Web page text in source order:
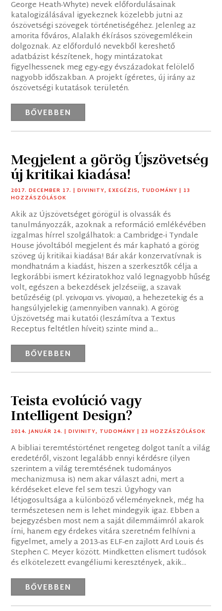
George Heath-Whyte) nevek előfordulásainak
katalogizálásával igyekeznek közelebb jutni az
ószövetségi szövegek történetiségéhez. Jelenleg az
amorita főváros, Alalakh ékírásos szövegemlékein
dolgoznak. Az előforduló nevekből kereshető
adatbázist készítenek, hogy mintázatokat
figyelhessenek meg egy-egy évszázadokat felölelő
nagyobb időszakban. A projekt ígéretes, új irány az
ószövetségi kutatások területén.
BŐVEBBEN
Megjelent a görög Újszövetség
új kritikai kiadása!
2017. DECEMBER 17. |DIVINITY,EXEGÉZIS, TUDOMÁNY | 13
HOZZÁSZÓLÁSOK
Akik az Újszövetséget görögül is olvassák és
tanulmányozzák, azoknak a reformáció emlékévében
izgalmas hírrel szolgálhatok: a Cambridge-i Tyndale
House jóvoltából megjelent és már kapható a görög
szöveg új kritikai kiadása! Bár akár konzervatívnak is
mondhatnám a kiadást, hiszen a szerkesztők célja a
legkorábbi ismert kéziratokhoz való legnagyobb hűség
volt, egészen a bekezdések jelzéseiig, a szavak
betűzéséig (pl. γείνομαι vs. γίνομαι), a hehezetekig és a
hangsúlyjelekig (amennyiben vannak). A görög
Újszövetség mai kutatói (leszámítva a Textus
Receptus feltétlen híveit) szinte mind a...
BŐVEBBEN
Teista evolúció vagy
Intelligent Design?
2014. JANUÁR 24. |DIVINITY, TUDOMÁNY | 23 HOZZÁSZÓLÁSOK
A bibliai teremtéstörténet rengeteg dolgot tanít a világ
eredetéről, viszont legalább ennyi kérdésre (ilyen
szerintem a világ teremtésének tudományos
mechanizmusa is) nem akar választ adni, mert a
kérdéseket eleve fel sem teszi. Úgyhogy van
létjogosultsága a különböző véleményeknek, még ha
természetesen nem is lehet mindegyik igaz. Ebben a
bejegyzésben most nem a saját dilemmáimról akarok
írni, hanem egy érdekes vitára szeretném felhívni a
figyelmet, amely a 2013-as ELF-en zajlott Ard Louis és
Stephen C. Meyer között. Mindketten elismert tudósok
és elkötelezett evangéliumi keresztények, akik...
BŐVEBBEN